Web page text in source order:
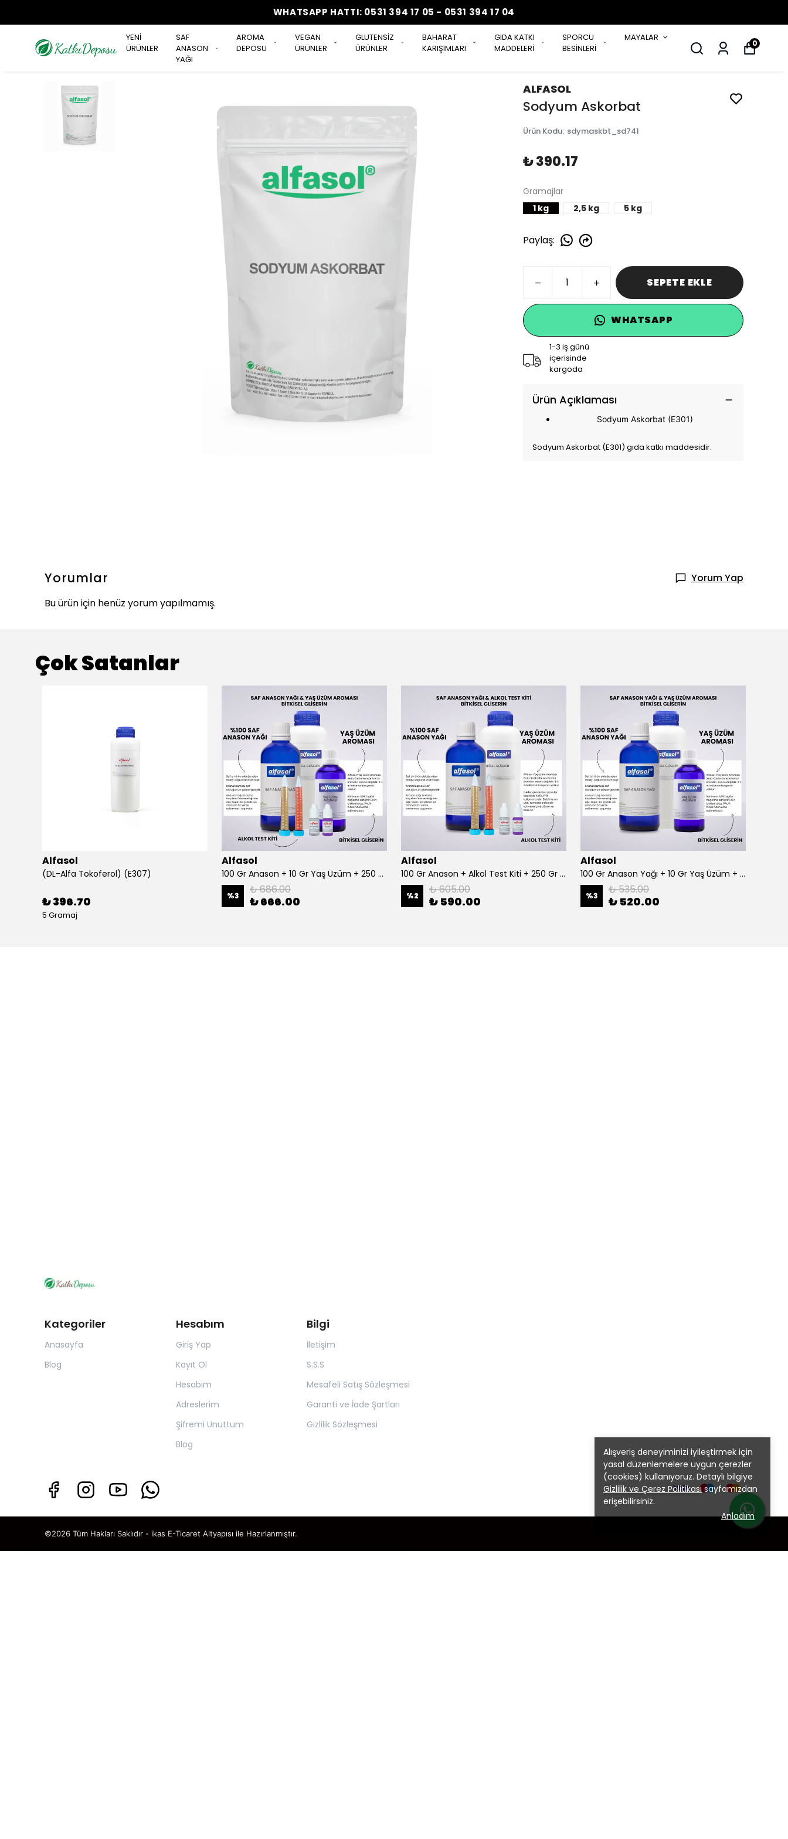
WHATSAPP HATTI: 0531 394 17 05 - 0531 394 17 04
YENİ
ÜRÜNLER
SAF
ANASON
YAĞI
AROMA
DEPOSU
VEGAN
ÜRÜNLER
GLUTENSİZ
ÜRÜNLER
BAHARAT
KARIŞIMLARI
GIDA KATKI
MADDELERİ
SPORCU
BESİNLERİ
MAYALAR
0
Alışveriş deneyiminizi iyileştirmek için
yasal düzenlemelere uygun çerezler
(cookies) kullanıyoruz. Detaylı bilgiye
Gizlilik ve Çerez Politikası sayfamızdan
erişebilirsiniz.
Anladım
ALFASOL
Sodyum Askorbat
Ürün Kodu: sdymaskbt_sd741
₺ 390.17
Gramajlar
1 kg
2,5 kg 5 kg
Paylaş:
SEPETE EKLE
WHATSAPP
1-3 iş günü
içerisinde
kargoda
Ürün Açıklaması
Sodyum Askorbat (E301)
Sodyum Askorbat (E301) gıda katkı maddesidir.
Yorumlar
Yorum Yap
Bu ürün için henüz yorum yapılmamış.
Çok Satanlar
Alfasol
(DL-Alfa Tokoferol) (E307)
₺ 396.70
5 Gramaj
Alfasol
100 Gr Anason + 10 Gr Yaş Üzüm + 250 Gr Gliserin + Alkol Test Kiti
%3 ₺ 686.00
₺ 666.00
Alfasol
100 Gr Anason + Alkol Test Kiti + 250 Gr Gliserin
%2 ₺ 605.00
₺ 590.00
Alfasol
100 Gr Anason Yağı + 10 Gr Yaş Üzüm + 250 Gr Gliserin
%3 ₺ 535.00
₺ 520.00
Kategoriler
Anasayfa
Blog
Hesabım
Giriş Yap
Kayıt Ol
Hesabım
Adreslerim
Şifremi Unuttum
Blog
Bilgi
İletişim
S.S.S
Mesafeli Satış Sözleşmesi
Garanti ve İade Şartları
Gizlilik Sözleşmesi
©2026 Tüm Hakları Saklıdır - ikas E-Ticaret Altyapısı ile Hazırlanmıştır.